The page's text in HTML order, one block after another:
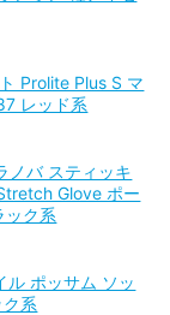
Prolite Plus S マ
レッド系
ノバ スティッキ
Glove ポー
ック系
ル ポッサム ソッ
系